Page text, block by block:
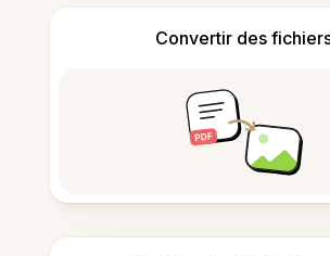
Convertir des